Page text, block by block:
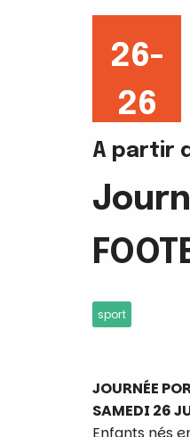
26-
26
A partir
sport
JOURNÉE
SAMEDI 26
Enfants nés